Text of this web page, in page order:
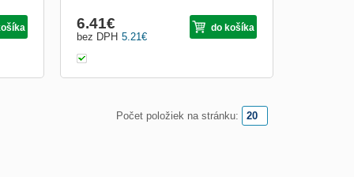
5.21 €
bez DPH
6.41€ do košíka
Počet položiek na stránku: